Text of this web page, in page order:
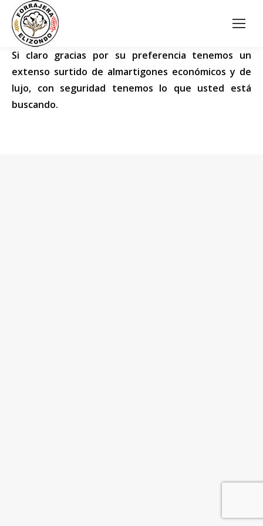
Si claro gracias por su preferencia tenemos un
extenso surtido de almartigones económicos y de
lujo, con seguridad tenemos lo que usted está
buscando.